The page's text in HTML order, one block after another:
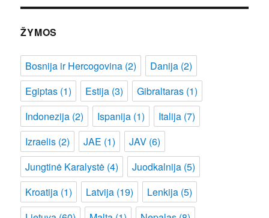
ŽYMOS
Bosnija ir Hercogovina (2) Danija (2)
Egiptas (1) Estija (3) Gibraltaras (1)
Indonezija (2) Ispanija (1) Italija (7)
Izraelis (2) JAE (1) JAV (6)
Jungtinė Karalystė (4) Juodkalnija (5)
Kroatija (1) Latvija (19) Lenkija (5)